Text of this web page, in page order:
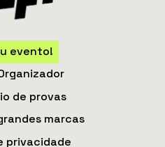
evento!
de provas
marcas
privacidade